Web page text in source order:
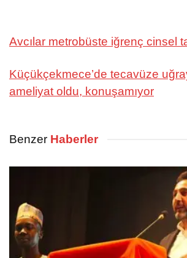
Avcılar metrobüste iğrenç cinsel
Küçükçekmece’de tecavüze
ameliyat oldu, konuşamıyor
Benzer Haberler